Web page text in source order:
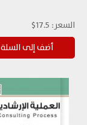
السعر: 17.5$